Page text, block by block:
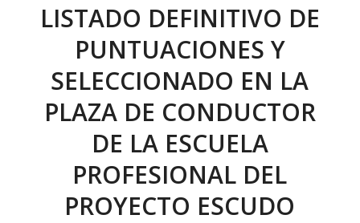
LISTADO DEFINITIVO DE
PUNTUACIONES Y
SELECCIONADO EN LA
PLAZA DE CONDUCTOR
DE LA ESCUELA
PROFESIONAL DEL
PROYECTO ESCUDO